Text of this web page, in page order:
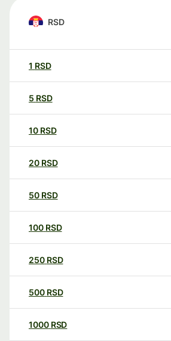
RSD
1 RSD
5 RSD
10 RSD
20 RSD
50 RSD
100 RSD
250 RSD
500 RSD
1000 RSD